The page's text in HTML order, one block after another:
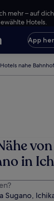
mehr – auf
Hotels.
App
Hotels nahe
in
Sugano,